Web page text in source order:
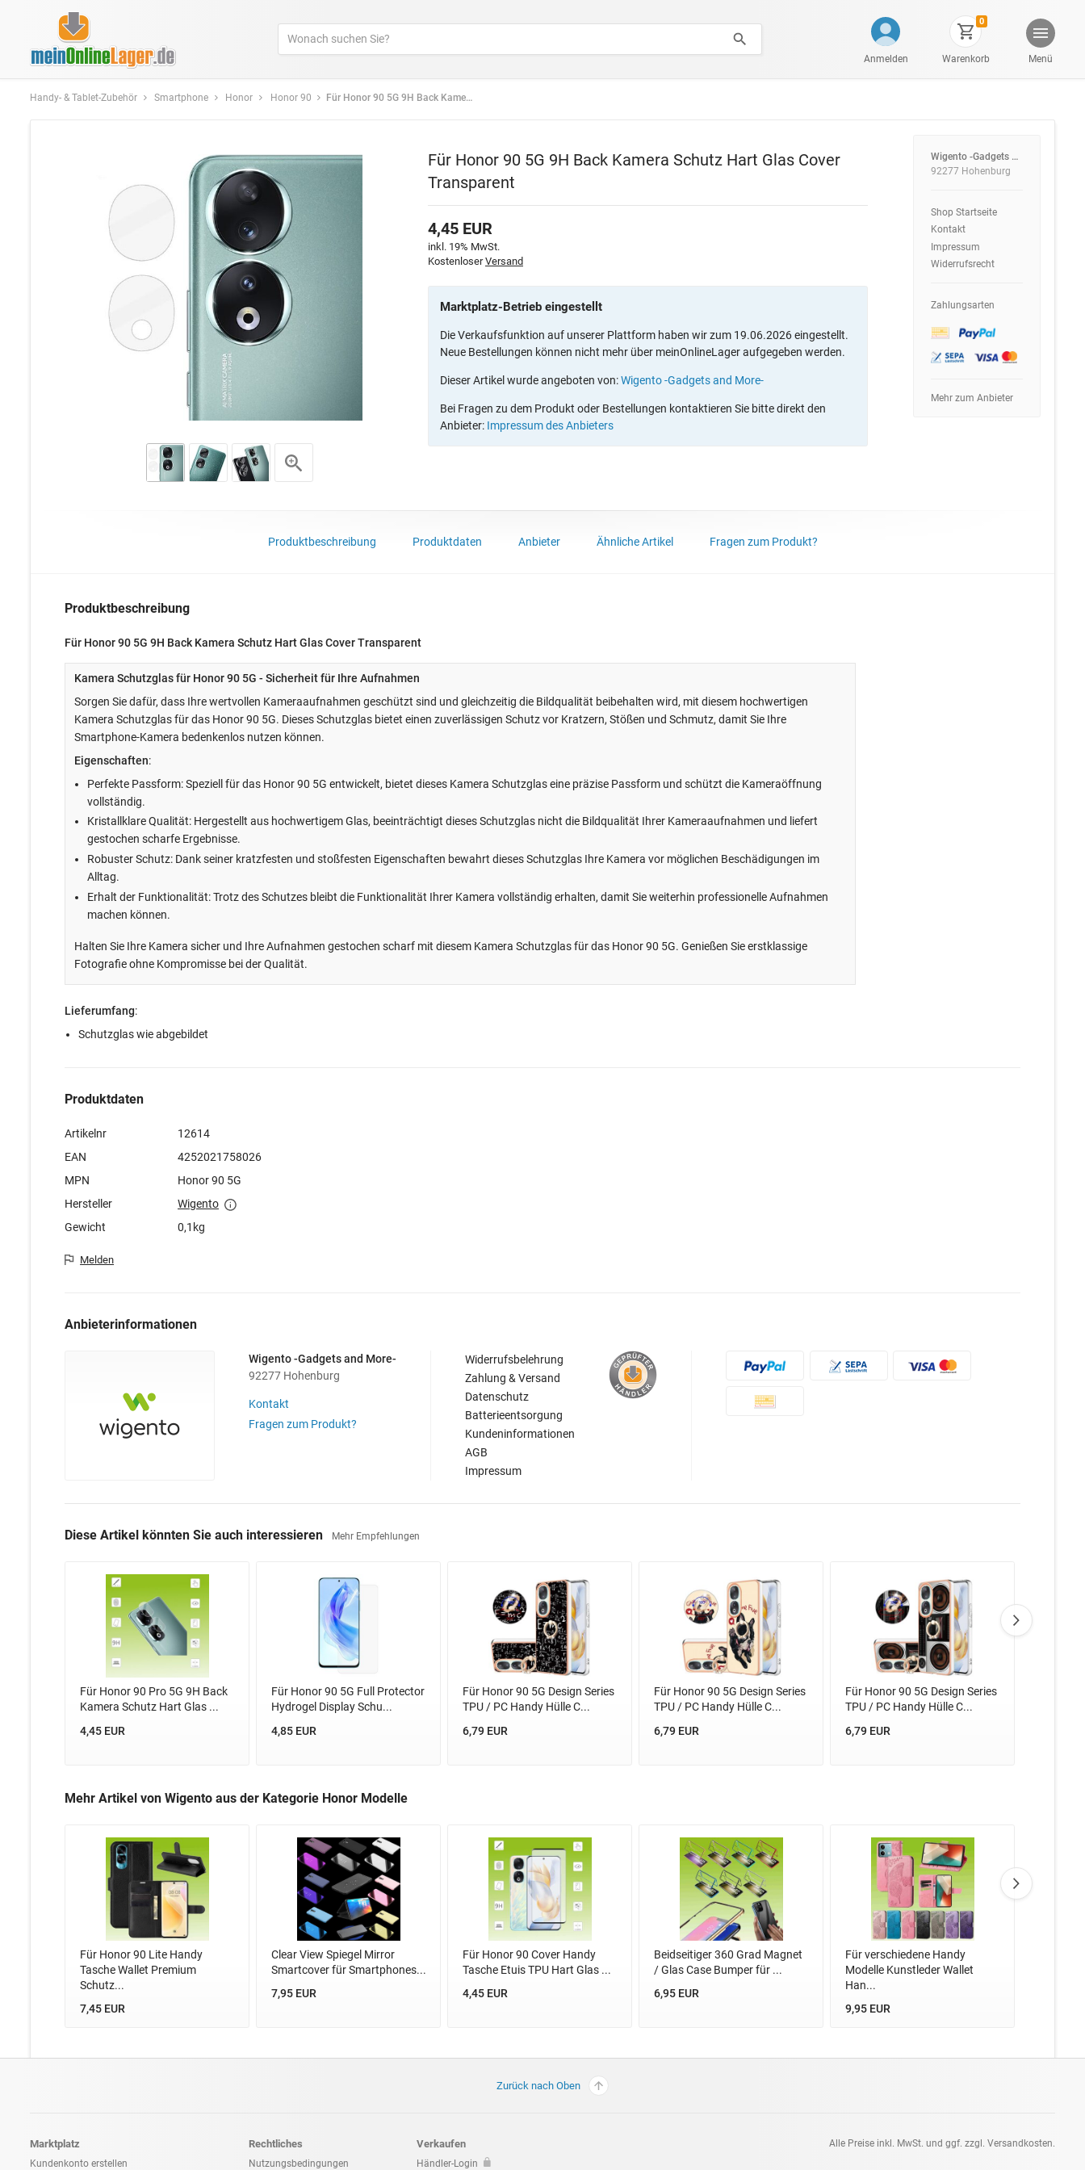
Anmelden
0
Warenkorb Menü
Handy- & Tablet-Zubehör Smartphone Honor Honor 90 Für Honor 90 5G 9H Back Kamera Schutz Hart Glas Cover Transparent
Für Honor 90 5G 9H Back Kamera Schutz Hart Glas Cover
Transparent
4,45 EUR
inkl. 19% MwSt.
KostenloserVersand
Marktplatz-Betrieb eingestellt
Die Verkaufsfunktion auf unserer Plattform haben wir zum 19.06.2026 eingestellt.
Neue Bestellungen können nicht mehr über meinOnlineLager aufgegeben werden.
Dieser Artikel wurde angeboten von:Wigento -Gadgets and More-
Bei Fragen zu dem Produkt oder Bestellungen kontaktieren Sie bitte direkt den
Anbieter: Impressum des Anbieters
Wigento -Gadgets and More-
92277 Hohenburg
Shop Startseite
Kontakt
Impressum
Widerrufsrecht
Zahlungsarten
Mehr zum Anbieter
Produktbeschreibung Produktdaten Anbieter Ähnliche Artikel Fragen zum Produkt?
Produktbeschreibung
Für Honor 90 5G 9H Back Kamera Schutz Hart Glas Cover Transparent
Kamera Schutzglas für Honor 90 5G - Sicherheit für Ihre Aufnahmen
Sorgen Sie dafür, dass Ihre wertvollen Kameraaufnahmen geschützt sind und gleichzeitig die Bildqualität beibehalten wird, mit diesem hochwertigen
Kamera Schutzglas für das Honor 90 5G. Dieses Schutzglas bietet einen zuverlässigen Schutz vor Kratzern, Stößen und Schmutz, damit Sie Ihre
Smartphone-Kamera bedenkenlos nutzen können.
Eigenschaften:
Perfekte Passform: Speziell für das Honor 90 5G entwickelt, bietet dieses Kamera Schutzglas eine präzise Passform und schützt die Kameraöffnung
vollständig.
Kristallklare Qualität: Hergestellt aus hochwertigem Glas, beeinträchtigt dieses Schutzglas nicht die Bildqualität Ihrer Kameraaufnahmen und liefert
gestochen scharfe Ergebnisse.
Robuster Schutz: Dank seiner kratzfesten und stoßfesten Eigenschaften bewahrt dieses Schutzglas Ihre Kamera vor möglichen Beschädigungen im
Alltag.
Erhalt der Funktionalität: Trotz des Schutzes bleibt die Funktionalität Ihrer Kamera vollständig erhalten, damit Sie weiterhin professionelle Aufnahmen
machen können.
Halten Sie Ihre Kamera sicher und Ihre Aufnahmen gestochen scharf mit diesem Kamera Schutzglas für das Honor 90 5G. Genießen Sie erstklassige
Fotografie ohne Kompromisse bei der Qualität.
Lieferumfang:
Schutzglas wie abgebildet
Produktdaten
Artikelnr
12614
EAN
4252021758026
MPN
Honor 90 5G
Hersteller
Wigento
Gewicht
0,1kg
Melden
Anbieterinformationen
Wigento -Gadgets and More-
92277 Hohenburg
Kontakt
Fragen zum Produkt?
Widerrufsbelehrung
Zahlung & Versand
Datenschutz
Batterieentsorgung
Kundeninformationen
AGB
Impressum
Diese Artikel könnten Sie auch interessieren Mehr Empfehlungen
Für Honor 90 Pro 5G 9H Back
Kamera Schutz Hart Glas ...
4,45 EUR
Für Honor 90 5G Full Protector
Hydrogel Display Schu...
4,85 EUR
Für Honor 90 5G Design Series
TPU / PC Handy Hülle C...
6,79 EUR
Für Honor 90 5G Design Series
TPU / PC Handy Hülle C...
6,79 EUR
Für Honor 90 5G Design Series
TPU / PC Handy Hülle C...
6,79 EUR
Mehr Artikel von Wigento aus der Kategorie Honor Modelle
Für Honor 90 Lite Handy
Tasche Wallet Premium
Schutz...
7,45 EUR
Clear View Spiegel Mirror
Smartcover für Smartphones...
7,95 EUR
Für Honor 90 Cover Handy
Tasche Etuis TPU Hart Glas ...
4,45 EUR
Beidseitiger 360 Grad Magnet
/ Glas Case Bumper für ...
6,95 EUR
Für verschiedene Handy
Modelle Kunstleder Wallet
Han...
9,95 EUR
Zurück nach Oben
Marktplatz
Kundenkonto erstellen
Rechtliches
Nutzungsbedingungen
Verkaufen
Händler-Login
Alle Preise inkl. MwSt. und ggf. zzgl. Versandkosten.